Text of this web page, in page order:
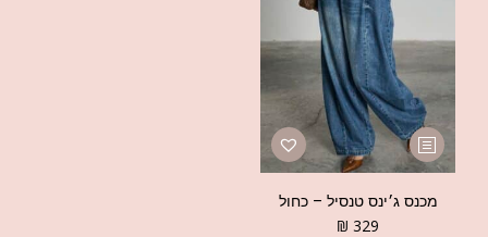
מכנס ג׳ינס טנסיל – כחול
₪ 329